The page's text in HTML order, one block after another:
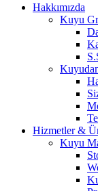
Hakkımızda
Kuyu
Hizmetler &
Kuyu